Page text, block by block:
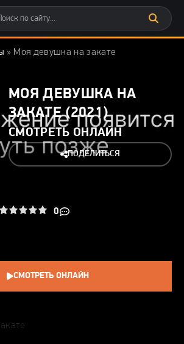
» Моя девушка на закате
МОЯ ДЕВУШКА НА
ЗАКАТЕ (2021)
СМОТРЕТЬ ОНЛАЙН
ПОДЕЛИТЬСЯ
0
СМОТРЕТЬ ОНЛАЙН